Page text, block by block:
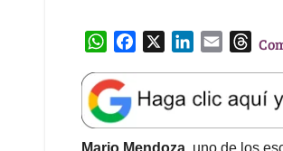
W
a
t
s
e
b
k
e
l
T
e
a